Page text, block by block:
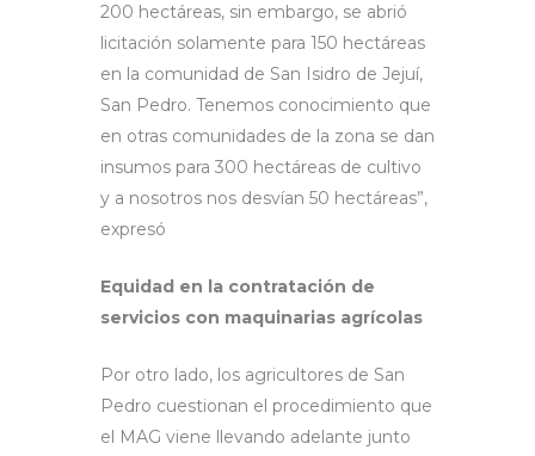
200 hectáreas, sin embargo, se abrió
licitación solamente para 150 hectáreas
en la comunidad de San Isidro de Jejuí,
San Pedro. Tenemos conocimiento que
en otras comunidades de la zona se dan
insumos para 300 hectáreas de cultivo
y a nosotros nos desvían 50 hectáreas”,
expresó
Equidad en la contratación de
servicios con maquinarias agrícolas
Por otro lado, los agricultores de San
Pedro cuestionan el procedimiento que
el MAG viene llevando adelante junto